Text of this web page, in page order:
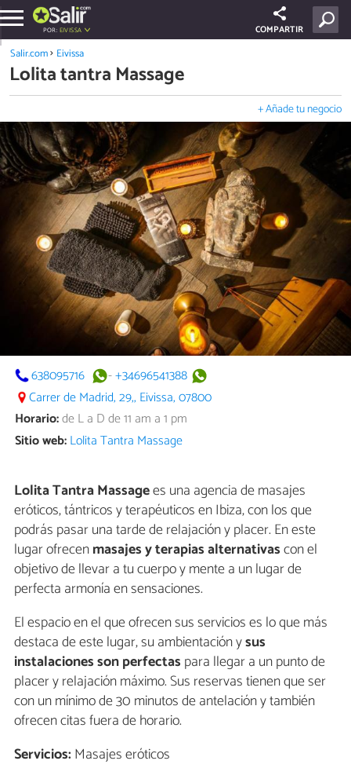
POR: EIVISSA COMPARTIR
Salir.com Eivissa
Lolita tantra Massage
+ Añade tu negocio
638095716 -+34696541388
Carrer de Madrid, 29,, Eivissa, 07800
Horario:de L a D de 11 am a 1 pm
Sitio web:Lolita Tantra Massage
Lolita Tantra Massagees una agencia de masajes
eróticos, tántricos y terapéuticos en Ibiza, con los que
podrás pasar una tarde de relajación y placer. En este
lugar ofrecenmasajes y terapias alternativascon el
objetivo de llevar a tu cuerpo y mente a un lugar de
perfecta armonía en sensaciones.
El espacio en el que ofrecen sus servicios es lo que más
destaca de este lugar, su ambientación ysus
instalaciones son perfectas para llegar a un punto de
placer y relajación máximo. Sus reservas tienen que ser
con un mínimo de 30 minutos de antelación y también
ofrecen citas fuera de horario.
Servicios:Masajes eróticos